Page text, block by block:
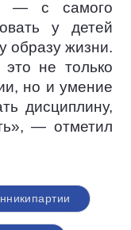
— с самого
у детей
образу жизни.
не только
но и умение
дисциплину,
— отметил